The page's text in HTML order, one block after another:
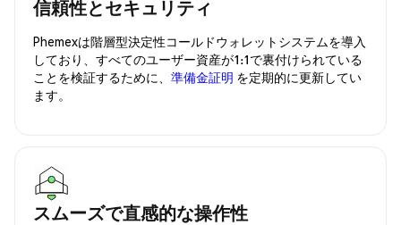
信頼性とセキュリティ
Phemexは階層型決定性コールドウォレットシステムを導入
しており、すべてのユーザー資産が1:1で裏付けられている
ことを検証するために、 準備金証明 を定期的に更新してい
ます。
スムーズで直感的な操作性